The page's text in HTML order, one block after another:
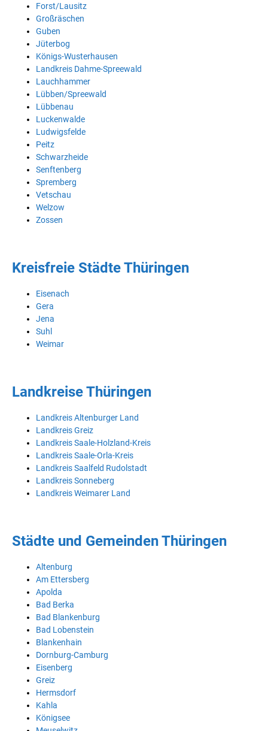
Forst/Lausitz
Großräschen
Guben
Jüterbog
Königs-Wusterhausen
Landkreis Dahme-Spreewald
Lauchhammer
Lübben/Spreewald
Lübbenau
Luckenwalde
Ludwigsfelde
Peitz
Schwarzheide
Senftenberg
Spremberg
Vetschau
Welzow
Zossen
Kreisfreie Städte Thüringen
Eisenach
Gera
Jena
Suhl
Weimar
Landkreise Thüringen
Landkreis Altenburger Land
Landkreis Greiz
Landkreis Saale-Holzland-Kreis
Landkreis Saale-Orla-Kreis
Landkreis Saalfeld Rudolstadt
Landkreis Sonneberg
Landkreis Weimarer Land
Städte und Gemeinden Thüringen
Altenburg
Am Ettersberg
Apolda
Bad Berka
Bad Blankenburg
Bad Lobenstein
Blankenhain
Dornburg-Camburg
Eisenberg
Greiz
Hermsdorf
Kahla
Königsee